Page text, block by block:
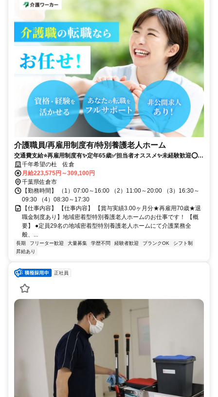
介護職員/再雇用制度有/特別養護老人ホーム
交通費支給⭐️再雇用制度有✨定年65歳✅️担当者オススメ✨未経験歓迎⭕️経
験者優遇✨車通勤ＯＫ❗️週休2日
千年希望の杜 佐倉
月給223,575円～309,100円
千葉県佐倉市
【勤務時間】 （1）07:00～16:00 （2）11:00～20:00 （3）16:30～
09:30 （4）08:30～17:30
【仕事内容】 【仕事内容】 【賞与実績3.00ヶ月分★再雇用70歳★退
職金制度あり】地域密着型特別養護老人ホームのお仕事です！ 【概
要】 ●定員29名の地域密着型特別養護老人ホームにて介護業務全
般、...
長期 フリーター歓迎 大量募集 学歴不問 経験者歓迎 ブランクOK
シフト制
昇給あり
正社員